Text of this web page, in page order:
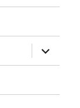
laienda